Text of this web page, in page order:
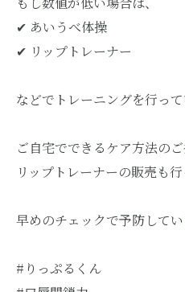
✔︎ あいうべ体操
✔︎ リップトレーナー
などでトレーニングを行っ
ご自宅でできるケア方法のご
リップトレーナーの販売も行
早めのチェックで予防して
#りっぷるくん